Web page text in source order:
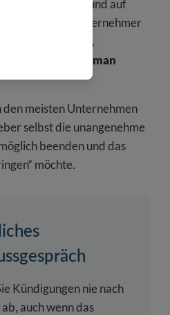
Unternehmens und auf
mehr. Ein Unternehmer
professionell,
und human
meisten Unternehmen
selbst die unangenehme
beenden und das
möchte.
Kündigungen nie nach
auch wenn das